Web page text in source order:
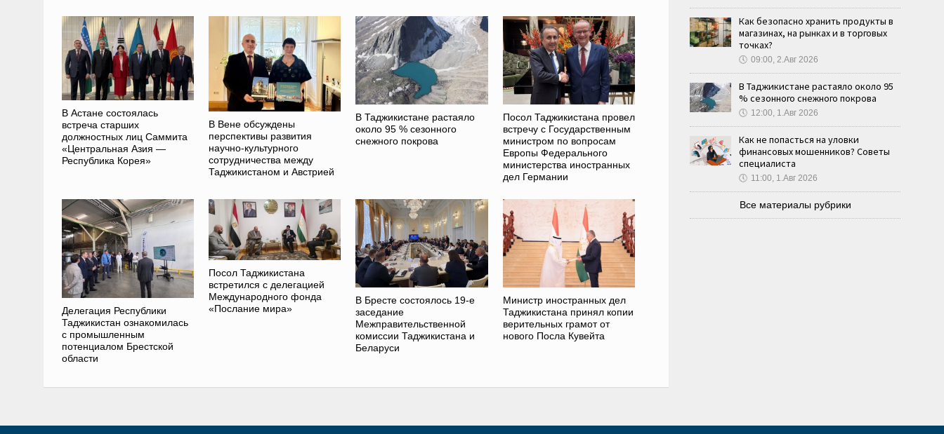
В Астане состоялась
встреча старших
должностных лиц Саммита
«Центральная Азия —
Республика Корея»
В Вене обсуждены
перспективы развития
научно-культурного
сотрудничества между
Таджикистаном и Австрией
В Таджикистане растаяло
около 95 % сезонного
снежного покрова
Посол Таджикистана провел
встречу с Государственным
министром по вопросам
Европы Федерального
министерства иностранных
дел Германии
Делегация Республики
Таджикистан ознакомилась
с промышленным
потенциалом Брестской
области
Посол Таджикистана
встретился с делегацией
Международного фонда
«Послание мира»
В Бресте состоялось 19-е
заседание
Межправительственной
комиссии Таджикистана и
Беларуси
Министр иностранных дел
Таджикистана принял копии
верительных грамот от
нового Посла Кувейта
Как безопасно хранить продукты в
магазинах, на рынках и в торговых
точках?
🕔 09:00, 2.Авг 2026
В Таджикистане растаяло около 95
% сезонного снежного покрова
🕔 12:00, 1.Авг 2026
Как не попасться на уловки
финансовых мошенников? Советы
специалиста
🕔 11:00, 1.Авг 2026
Все материалы рубрики